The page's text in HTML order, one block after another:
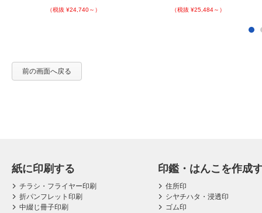
（税抜 ¥24,740～） （税抜 ¥25,484～）
前の画面へ戻る
紙に印刷する
チラシ・フライヤー印刷
折パンフレット印刷
中綴じ冊子印刷
印鑑・はんこを作成
住所印
シヤチハタ・浸透印
ゴム印